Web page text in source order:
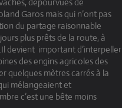
Garos mais qui n’ont pas
du partage raisonnable
plus prêts de la route, à
devient important d’interpeller
des engins agricoles des
quelques mètres carrés à la
mélangeaient et
c’est une bête moins